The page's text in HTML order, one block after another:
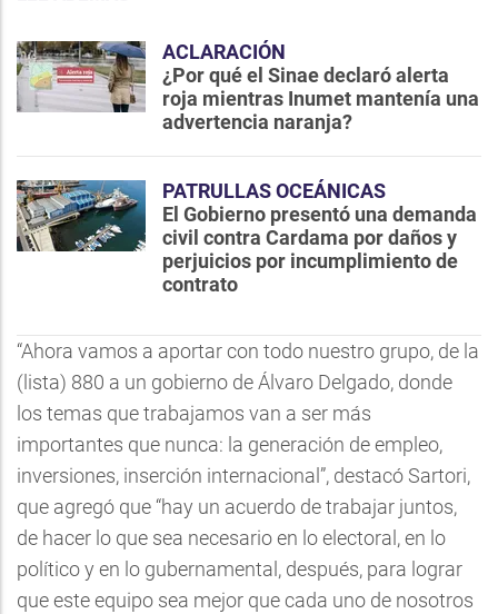
ACLARACIÓN
¿Por qué el Sinae declaró alerta
roja mientras Inumet mantenía una
advertencia naranja?
PATRULLAS OCEÁNICAS
El Gobierno presentó una demanda
civil contra Cardama por daños y
perjuicios por incumplimiento de
contrato
“Ahora vamos a aportar con todo nuestro grupo, de la
(lista) 880 a un gobierno de Álvaro Delgado, donde
los temas que trabajamos van a ser más
importantes que nunca: la generación de empleo,
inversiones, inserción internacional”, destacó Sartori,
que agregó que “hay un acuerdo de trabajar juntos,
de hacer lo que sea necesario en lo electoral, en lo
político y en lo gubernamental, después, para lograr
que este equipo sea mejor que cada uno de nosotros